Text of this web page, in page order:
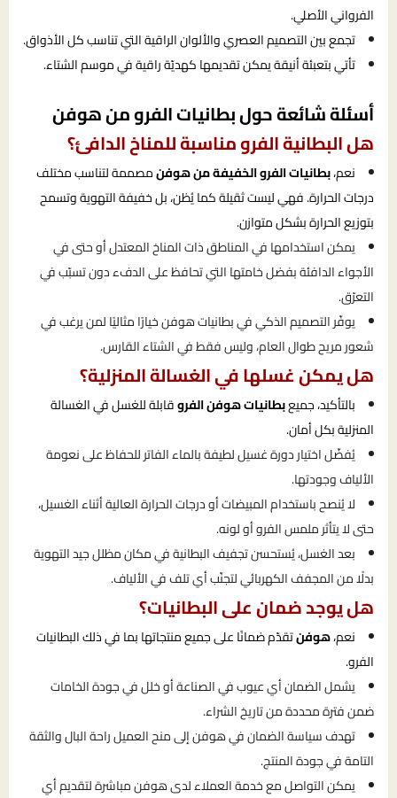
الفرواني الأصلي.
تجمع بين التصميم العصري والألوان الراقية التي تناسب كل الأذواق.
تأتي بتعبئة أنيقة يمكن تقديمها كهديّة راقية في موسم الشتاء.
أسئلة شائعة حول بطانيات الفرو من هوفن
هل البطانية الفرو مناسبة للمناخ الدافئ؟
نعم،بطانيات الفرو الخفيفة من هوفنمصممة لتناسب مختلف
درجات الحرارة. فهي ليست ثقيلة كما يُظن، بل خفيفة التهوية وتسمح
بتوزيع الحرارة بشكل متوازن.
يمكن استخدامها في المناطق ذات المناخ المعتدل أو حتى في
الأجواء الدافئة بفضل خامتها التي تحافظ على الدفء دون تسبّب في
التعرّق.
يوفّر التصميم الذكي في بطانيات هوفن خيارًا مثاليًا لمن يرغب في
شعور مريح طوال العام، وليس فقط في الشتاء القارس.
هل يمكن غسلها في الغسالة المنزلية؟
بالتأكيد، جميعبطانيات هوفن الفروقابلة للغسل في الغسالة
المنزلية بكل أمان.
يُفضّل اختيار دورة غسيل لطيفة بالماء الفاتر للحفاظ على نعومة
الألياف وجودتها.
لا يُنصح باستخدام المبيضات أو درجات الحرارة العالية أثناء الغسيل،
حتى لا يتأثر ملمس الفرو أو لونه.
بعد الغسل، يُستحسن تجفيف البطانية في مكان مظلل جيد التهوية
بدلًا من المجفف الكهربائي لتجنّب أي تلف في الألياف.
هل يوجد ضمان على البطانيات؟
نعم،هوفنتقدّم ضمانًا على جميع منتجاتها بما في ذلك البطانيات
الفرو.
يشمل الضمان أي عيوب في الصناعة أو خلل في جودة الخامات
ضمن فترة محددة من تاريخ الشراء.
تهدف سياسة الضمان في هوفن إلى منح العميل راحة البال والثقة
التامة في جودة المنتج.
يمكن التواصل مع خدمة العملاء لدى هوفن مباشرة لتقديم أي